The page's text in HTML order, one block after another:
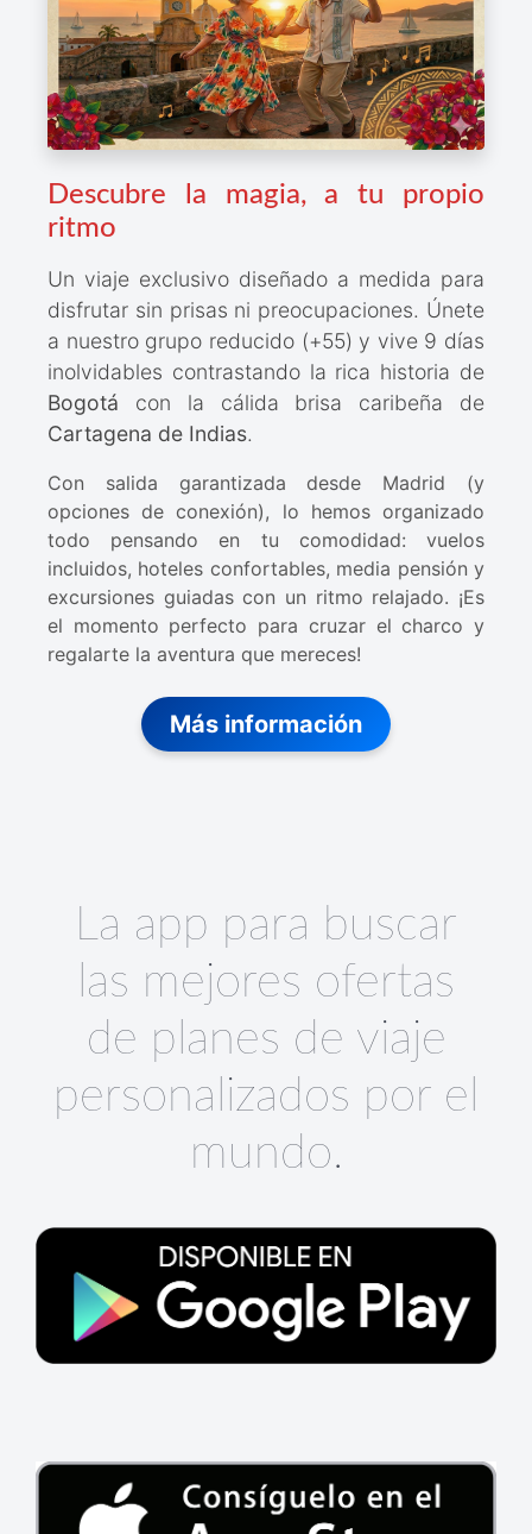
Descubre la magia, a tu propio
ritmo
Un viaje exclusivo diseñado a medida para
disfrutar sin prisas ni preocupaciones. Únete
a nuestro grupo reducido (+55) y vive 9 días
inolvidables contrastando la rica historia de
Bogotá con la cálida brisa caribeña de
Cartagena de Indias.
Con salida garantizada desde Madrid (y
opciones de conexión), lo hemos organizado
todo pensando en tu comodidad: vuelos
incluidos, hoteles confortables, media pensión y
excursiones guiadas con un ritmo relajado. ¡Es
el momento perfecto para cruzar el charco y
regalarte la aventura que mereces!
Más información
La app para buscar
las mejores ofertas
de planes de viaje
personalizados por el
mundo.